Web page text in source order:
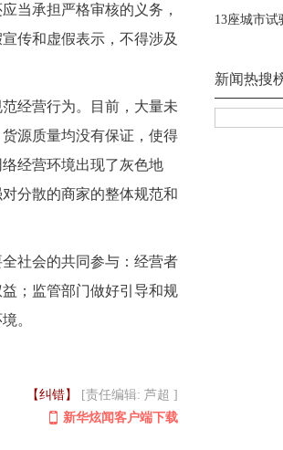
当承担严格审核的义务，
传和虚假表示，不得涉及
经营行为。目前，大量未
源质量均没有保证，使得
经营环境出现了灰色地
分散的商家的整体规范和
社会的共同参与：经营者
；监管部门做好引导和规
。
【纠错】
[责任编辑: 芦超 ]
新华炫闻客户端下载